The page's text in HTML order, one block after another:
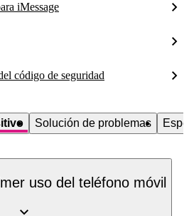
iMessage
código de seguridad
Solución de problemas
uso del teléfono móvil